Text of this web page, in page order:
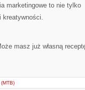
marketingowe to nie tylko
kreatywności.
masz już własną